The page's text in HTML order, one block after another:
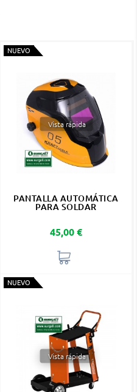
NUEVO
Vista rápida
PANTALLA AUTOMÁTICA
PARA SOLDAR
Precio
45,00 €
NUEVO
Vista rápida